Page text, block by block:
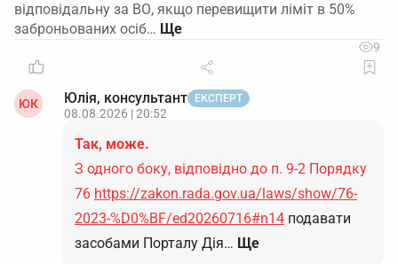
відповідальну за ВО, якщо перевищити ліміт в 50%
заброньованих осіб…
9
ЮК Юлія, консультант ЕКСПЕРТ
08.08.2026 | 20:52
Так, може.
З одного боку, відповідно до п. 9-2 Порядку
76 https://zakon.rada.gov.ua/laws/show/76-
2023-%D0%BF/ed20260716#n14 подавати
засобами Порталу Дія… Ще